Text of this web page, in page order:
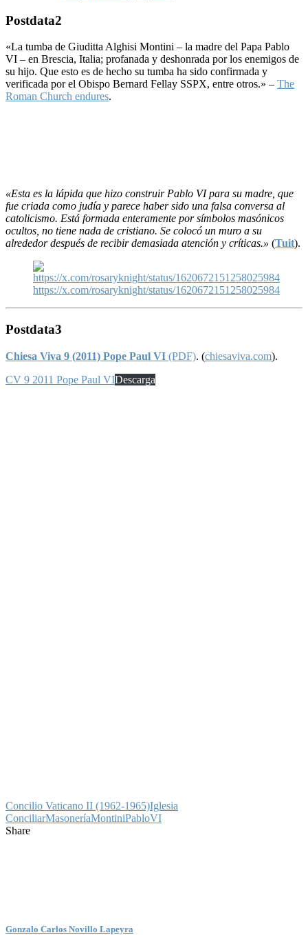
Postdata2
«La tumba de Giuditta Alghisi Montini – la madre del Papa Pablo
VI – en Brescia, Italia; profanada y deshonrada por los enemigos de
su hijo. Que esto es de hecho su tumba ha sido confirmada y
verificada por el Obispo Bernard Fellay SSPX, entre otros.» – The
Roman Church endures.
«Esta es la lápida que hizo construir Pablo VI para su madre, que
fue criada como judía y parece haber sido una falsa conversa al
catolicismo. Está formada enteramente por símbolos masónicos
ocultos, no tiene nada de cristiano. Se colocó un muro a su
alrededor después de recibir demasiada atención y críticas.» (Tuit).
https://x.com/rosaryknight/status/1620672151258025984
Postdata3
Chiesa Viva 9 (2011) Pope Paul VI (PDF). (chiesaviva.com).
CV 9 2011 Pope Paul VIDescarga
Concilio Vaticano II (1962-1965)Iglesia
ConciliarMasoneríaMontiniPabloVI
Share
Gonzalo Carlos Novillo Lapeyra